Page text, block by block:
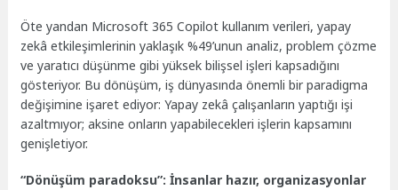
Öte yandan Microsoft 365 Copilot kullanım verileri, yapay
zekâ etkileşimlerinin yaklaşık %49’unun analiz, problem çözme
ve yaratıcı düşünme gibi yüksek bilişsel işleri kapsadığını
gösteriyor. Bu dönüşüm, iş dünyasında önemli bir paradigma
değişimine işaret ediyor: Yapay zekâ çalışanların yaptığı işi
azaltmıyor; aksine onların yapabilecekleri işlerin kapsamını
genişletiyor.
“Dönüşüm paradoksu”: İnsanlar hazır, organizasyonlar